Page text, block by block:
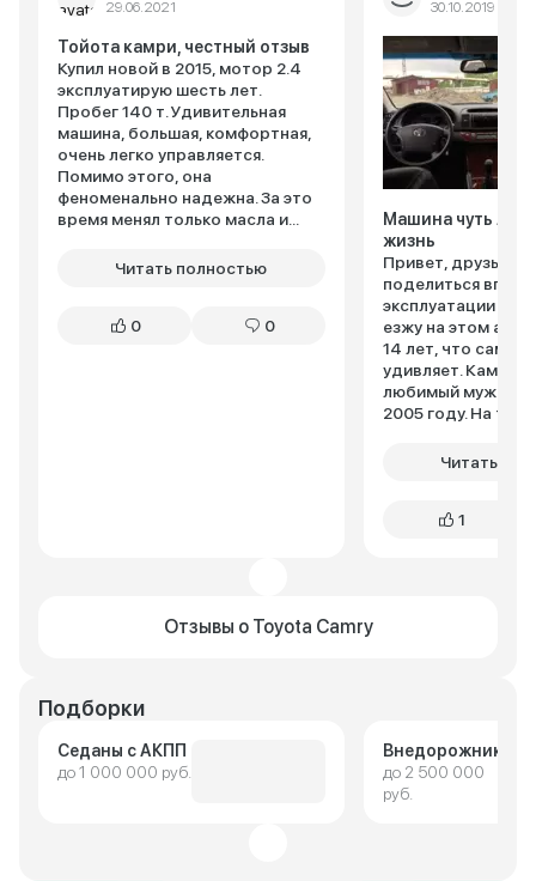
29.06.2021
Тойота камри, честный отзыв
Купил новой в 2015, мотор 2.4
эксплуатирую шесть лет.
Пробег 140 т. Удивительная
машина, большая, комфортная,
очень легко управляется.
Помимо этого, она
феноменально надежна. За это
время менял только масла и...
Читать полностью
0 0
30.10.2019
Машина чуть ли
жизнь
Привет, друзья!
поделиться
эксплуатации
езжу на этом
14 лет, что само
удивляет. Камри
любимый
2005 году. На тот
Читать
1
Отзывы о Toyota Camry
Подборки
Седаны с АКПП
до 1 000 000 руб.
Внедорожники
до 2 500 000
руб.